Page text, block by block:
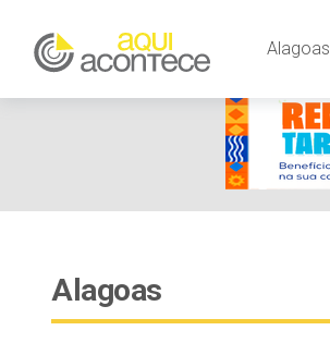
Alagoas
Alagoas